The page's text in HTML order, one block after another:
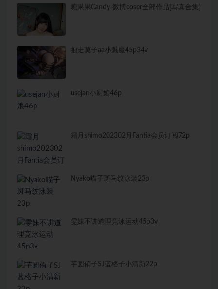
糖果果Candy-微博coser全部作品[写真合集]
抱走莫子aa小魅魔45p34v
usejan小厨娘46p
霜月shimo202302月Fantia会员订阅72p
Nyako喵子斑马纹泳装23p
雯妹不讲道理竞泳运动45p3v
芋圆侑子SJ蓝格子小清新22p